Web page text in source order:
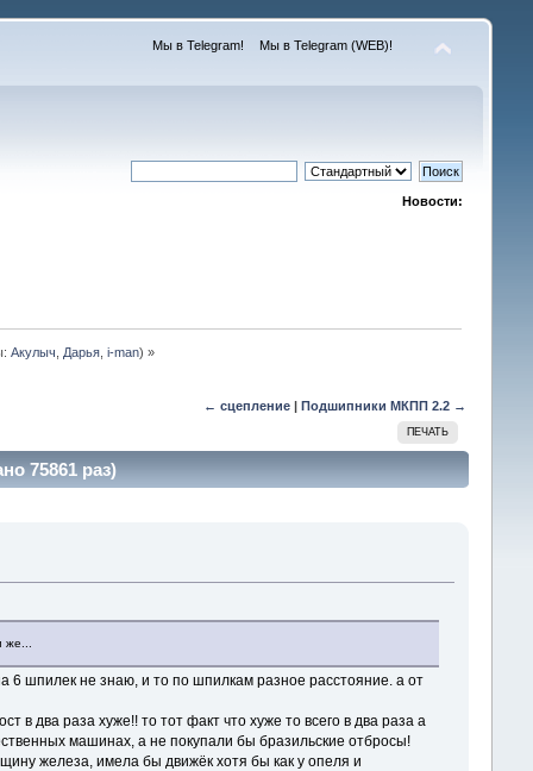
Мы в Telegram! Мы в Telegram (WEB)!
Новости:
Акулыч Дарья ,i-man) »
← сцепление |Подшипники МКПП 2.2 →
ПЕЧАТЬ
75861 раз)
же...
6 шпилек не знаю, и то по шпилкам разное расстояние. а от
в два раза хуже!! то тот факт что хуже то всего в два раза а
машинах, а не покупали бы бразильские отбросы!
железа, имела бы движёк хотя бы как у опеля и